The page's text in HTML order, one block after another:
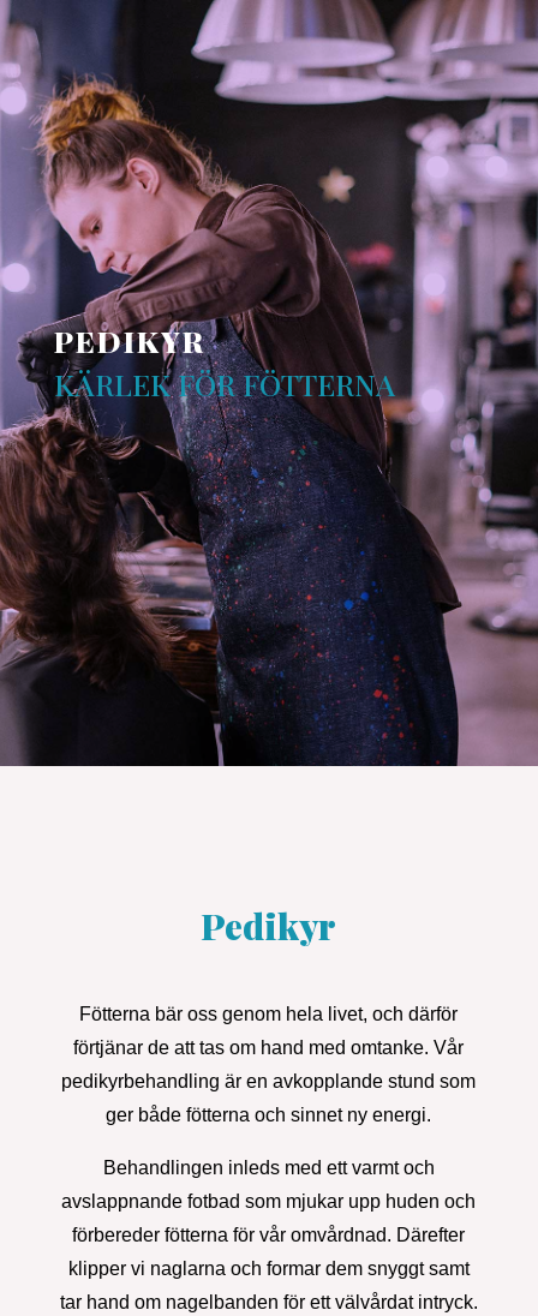
PEDIKYR
KÄRLEK FÖR FÖTTERNA
Pedikyr
Fötterna bär oss genom hela livet, och därför
förtjänar de att tas om hand med omtanke. Vår
pedikyrbehandling är en avkopplande stund som
ger både fötterna och sinnet ny energi.
Behandlingen inleds med ett varmt och
avslappnande fotbad som mjukar upp huden och
förbereder fötterna för vår omvårdnad. Därefter
klipper vi naglarna och formar dem snyggt samt
tar hand om nagelbanden för ett välvårdat intryck.